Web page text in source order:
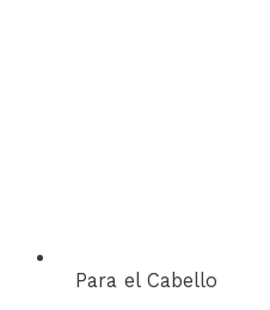
Para el Cabello